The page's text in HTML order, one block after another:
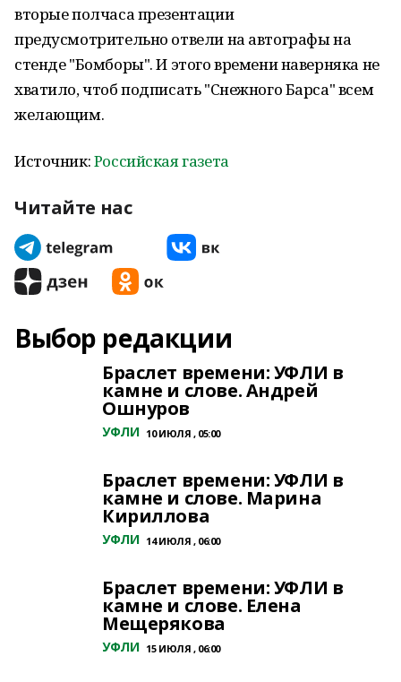
вторые полчаса презентации
предусмотрительно отвели на автографы на
стенде "Бомборы". И этого времени наверняка не
хватило, чтоб подписать "Снежного Барса" всем
желающим.
Источник:Российская газета
Читайте нас
Выбор редакции
Браслет времени: УФЛИ в
камне и слове. Андрей
Ошнуров
УФЛИ 10 ИЮЛЯ , 05:00
Браслет времени: УФЛИ в
камне и слове. Марина
Кириллова
УФЛИ 14 ИЮЛЯ , 06:00
Браслет времени: УФЛИ в
камне и слове. Елена
Мещерякова
УФЛИ 15 ИЮЛЯ , 06:00